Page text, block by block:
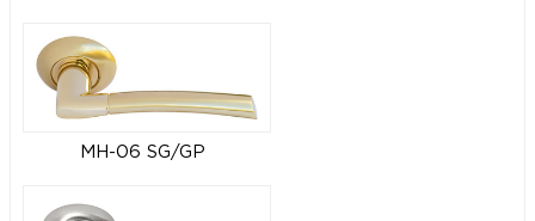
MH-06 SG/GP